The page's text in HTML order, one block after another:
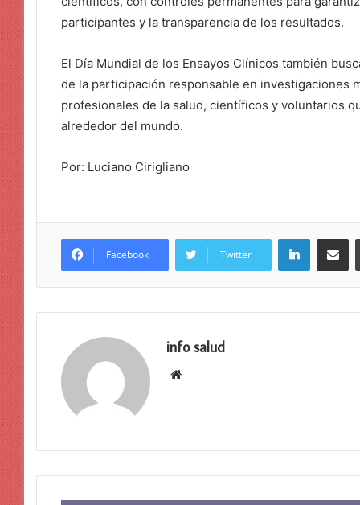
participantes y la transparencia de los resultados.
El Día Mundial de los Ensayos Clínicos también
de la participación responsable en investigaciones
profesionales de la salud, científicos y voluntarios
alrededor del mundo.
Por: Luciano Cirigliano
Facebook Twitter
LinkedIn
info salud
Sitio